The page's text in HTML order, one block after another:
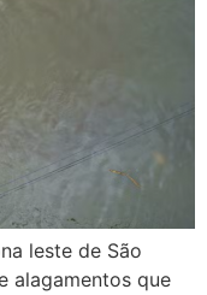
leste de São
alagamentos que